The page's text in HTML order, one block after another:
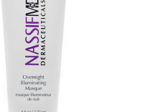
AAN WINKELWAGEN